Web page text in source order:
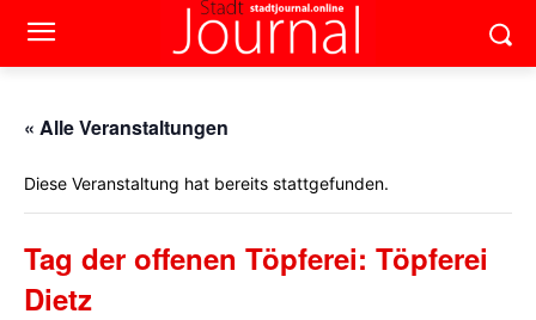
« Alle Veranstaltungen
Diese Veranstaltung hat bereits stattgefunden.
Tag der offenen Töpferei: Töpferei
Dietz